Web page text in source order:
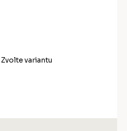
Zvolte variantu